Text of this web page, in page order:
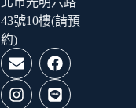
43號10樓(請預
約)